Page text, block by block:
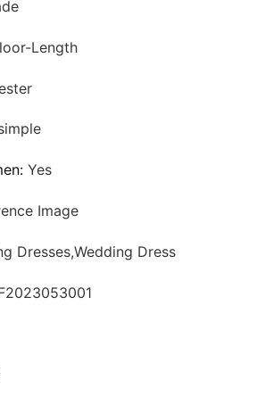
Length
Yes
Image
Dresses,Wedding Dress